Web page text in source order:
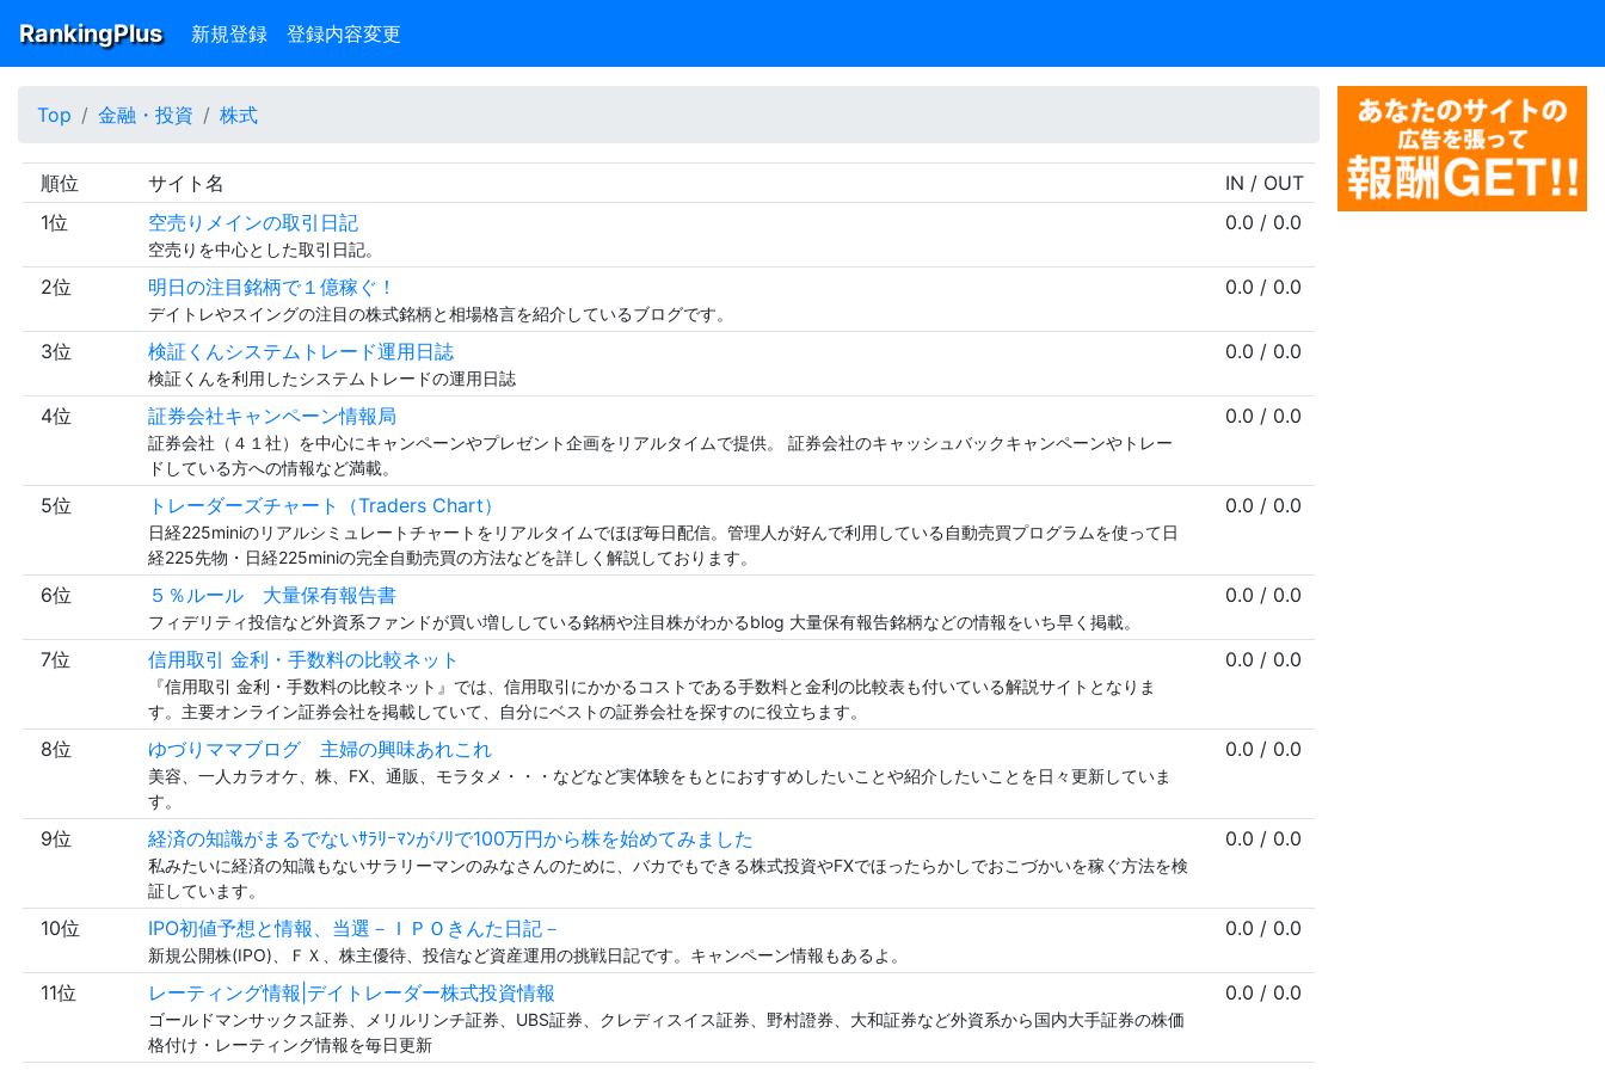
RankingPlus 新規登録 登録内容変更
Top 金融・投資 株式
順位 サイト名
IN / OUT
1位
空売りメインの取引日記 0.0 / 0.0
空売りを中心とした取引日記。
2位 明日の注目銘柄で１億稼ぐ！ 0.0 / 0.0
デイトレやスイングの注目の株式銘柄と相場格言を紹介しているブログです。
3位 検証くんシステムトレード運用日誌 0.0 / 0.0
検証くんを利用したシステムトレードの運用日誌
4位 証券会社キャンペーン情報局 0.0 / 0.0
証券会社（４１社）を中心にキャンペーンやプレゼント企画をリアルタイムで提供。 証券会社のキャッシュバックキャンペーンやトレー
ドしている方への情報など満載。
5位 トレーダーズチャート（Traders Chart） 0.0 / 0.0
日経225miniのリアルシミュレートチャートをリアルタイムでほぼ毎日配信。管理人が好んで利用している自動売買プログラムを使って日
経225先物・日経225miniの完全自動売買の方法などを詳しく解説しております。
6位 ５％ルール 大量保有報告書 0.0 / 0.0
フィデリティ投信など外資系ファンドが買い増ししている銘柄や注目株がわかるblog 大量保有報告銘柄などの情報をいち早く掲載。
7位 信用取引 金利・手数料の比較ネット 0.0 / 0.0
『信用取引 金利・手数料の比較ネット』では、信用取引にかかるコストである手数料と金利の比較表も付いている解説サイトとなりま
す。主要オンライン証券会社を掲載していて、自分にベストの証券会社を探すのに役立ちます。
8位 ゆづりママブログ 主婦の興味あれこれ 0.0 / 0.0
美容、一人カラオケ、株、FX、通販、モラタメ・・・などなど実体験をもとにおすすめしたいことや紹介したいことを日々更新していま
す。
9位 経済の知識がまるでないｻﾗﾘｰﾏﾝがﾉﾘで100万円から株を始めてみました 0.0 / 0.0
私みたいに経済の知識もないサラリーマンのみなさんのために、バカでもできる株式投資やFXでほったらかしでおこづかいを稼ぐ方法を検
証しています。
10位 IPO初値予想と情報、当選－ＩＰＯきんた日記－ 0.0 / 0.0
新規公開株(IPO)、ＦＸ、株主優待、投信など資産運用の挑戦日記です。キャンペーン情報もあるよ。
11位 レーティング情報|デイトレーダー株式投資情報 0.0 / 0.0
ゴールドマンサックス証券、メリルリンチ証券、UBS証券、クレディスイス証券、野村證券、大和証券など外資系から国内大手証券の株価
格付け・レーティング情報を毎日更新